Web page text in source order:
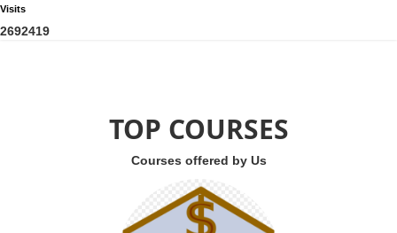
Visits
2692419
TOP COURSES
Courses offered by Us